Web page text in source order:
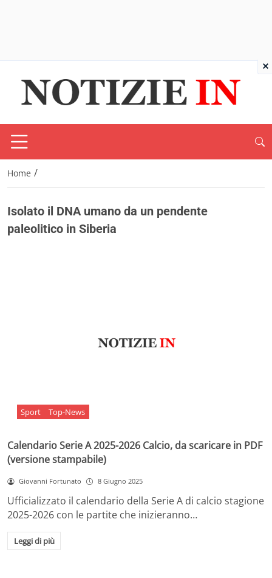
Home /
Isolato il DNA umano da un pendente
paleolitico in Siberia
Sport Top-News
Calendario Serie A 2025-2026 Calcio, da scaricare in PDF
(versione stampabile)
Giovanni Fortunato 8 Giugno 2025
Ufficializzato il calendario della Serie A di calcio stagione
2025-2026 con le partite che inizieranno…
Leggi di più
×